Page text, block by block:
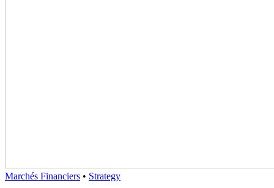
Marchés Financiers • Strategy